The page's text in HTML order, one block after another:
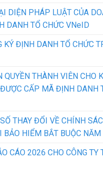
DIỆN PHÁP LUẬT CỦA
DANH TỔ CHỨC VNeID
KÝ ĐỊNH DANH TỔ CHỨC
QUYỀN THÀNH VIÊN CHO
CẤP MÃ ĐỊNH DANH
THAY ĐỔI VỀ CHÍNH
BẢO HIỂM BẮT BUỘC
CÁO 2026 CHO CÔNG TY